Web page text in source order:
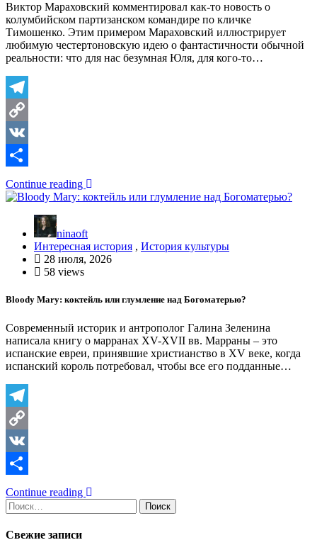
Виктор Мараховский комментировал как-то новость о
колумбийском партизанском командире по кличке
Тимошенко. Этим примером Мараховский иллюстрирует
любимую честертоновскую идею о фантастичности обычной
реальности: что для нас безумная Юля, для кого-то…
Telegram
Copy
Link
VK
Отправить
Continue reading
ninaoft
Интересная история , История культуры
28 июля, 2026
58 views
Bloody Mary: коктейль или глумление над Богоматерью?
Современный историк и антрополог Галина Зеленина
написала книгу о марранах XV-XVII вв. Марраны – это
испанские евреи, принявшие христианство в XV веке, когда
испанский король потребовал, чтобы все его подданные…
Telegram
Copy
Link
VK
Отправить
Continue reading
Найти:
Свежие записи